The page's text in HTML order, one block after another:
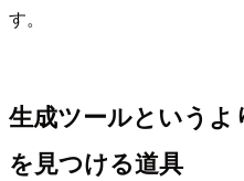
す。
生成ツールという
を見つける道具